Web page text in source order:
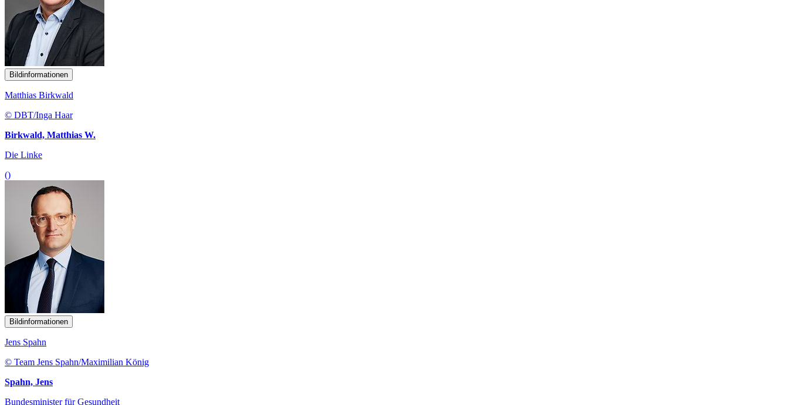
Bildinformationen
Matthias Birkwald
© DBT/Inga Haar
Birkwald, Matthias W.
Die Linke
()
Bildinformationen
Jens Spahn
© Team Jens Spahn/Maximilian König
Spahn, Jens
Bundesminister für Gesundheit